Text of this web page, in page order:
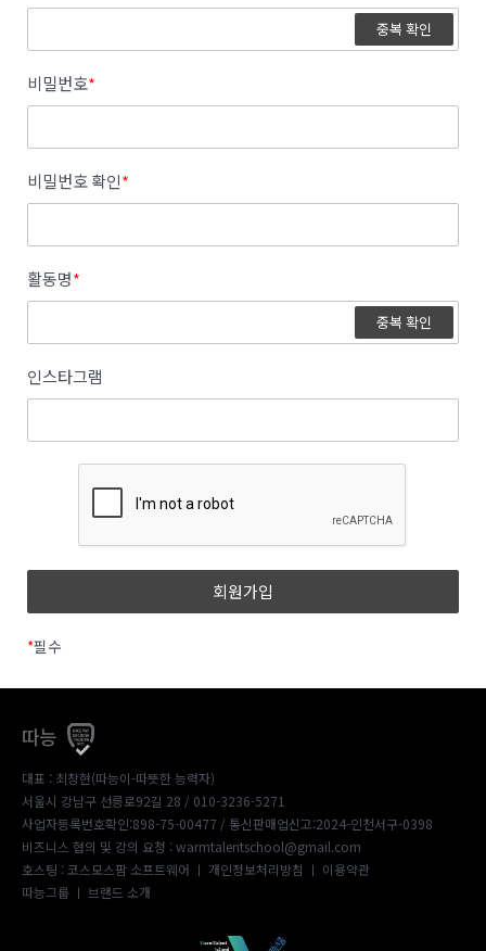
중복 확인
비밀번호*
비밀번호 확인*
활동명*
중복 확인
인스타그램
*필수
따능
대표 : 최창현(따능이-따뜻한 능력자)
서울시 강남구 선릉로92길 28 / 010-3236-5271
사업자등록번호확인:898-75-00477 / 통신판매업신고:2024-인천서구-0398
비즈니스 협의 및 강의 요청 : warmtalentschool@gmail.com
호스팅 : 코스모스팜 소프트웨어 ㅣ 개인정보처리방침 ㅣ 이용약관
따능그룹 ㅣ 브랜드 소개